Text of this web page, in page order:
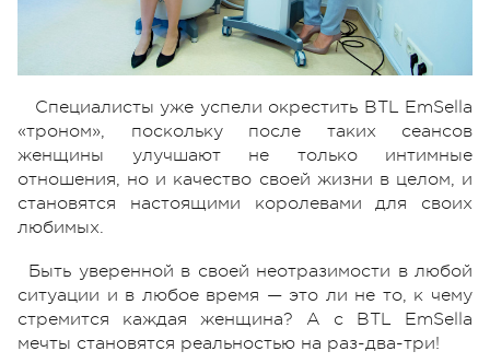
Специалисты уже успели окрестить BTL EmSella
«троном», поскольку после таких сеансов
женщины улучшают не только интимные
отношения, но и качество своей жизни в целом, и
становятся настоящими королевами для своих
любимых.
Быть уверенной в своей неотразимости в любой
ситуации и в любое время — это ли не то, к чему
стремится каждая женщина? А с BTL EmSella
мечты становятся реальностью на раз-два-три!